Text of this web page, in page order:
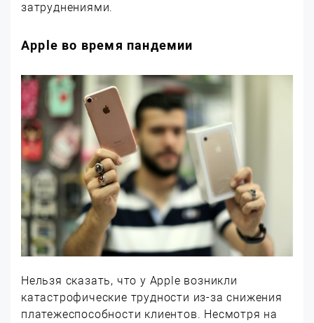
затруднениями.
Apple во время пандемии
Нельзя сказать, что у Apple возникли
катастрофические трудности из-за снижения
платежеспособности клиентов. Несмотря на